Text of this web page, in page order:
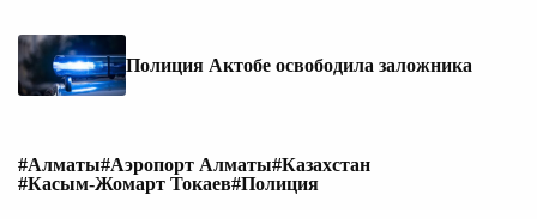
Полиция Актобе освободила заложника
#Алматы#Аэропорт Алматы#Казахстан
#Касым-Жомарт Токаев#Полиция